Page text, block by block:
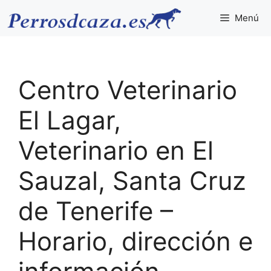
Menú
Centro Veterinario
El Lagar,
Veterinario en El
Sauzal, Santa Cruz
de Tenerife –
Horario, dirección e